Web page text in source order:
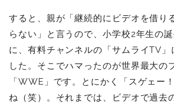
すると、親が「継続的にビデオを借り
らない」と言うので、小学校2年生の
に、有料チャンネルの「サムライTV」
した。そこでハマったのが世界最大の
「WWE」です。とにかく「スゲェー
ね（笑）。それまでは、ビデオで過去